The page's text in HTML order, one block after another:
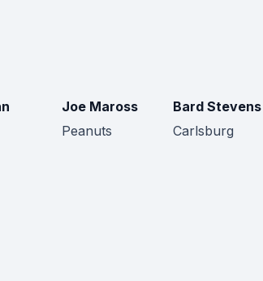
Joe Maross
Peanuts
Bard Stevens
Carlsburg